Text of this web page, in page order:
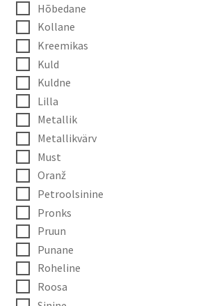
Hõbedane
Kollane
Kreemikas
Kuld
Kuldne
Lilla
Metallik
Metallikvärv
Must
Oranž
Petroolsinine
Pronks
Pruun
Punane
Roheline
Roosa